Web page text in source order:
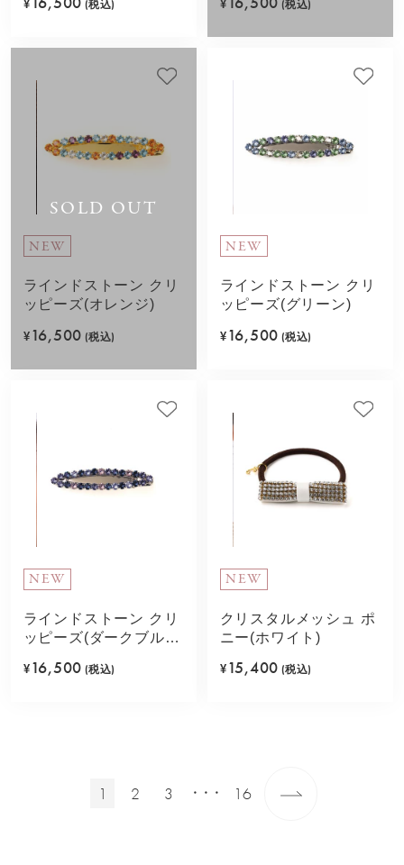
¥ (税込) ¥ (税込)
SOLD OUT
NEW
ラインドストーン クリ
ッピーズ(オレンジ)
¥ 16,500 (税込)
NEW
ラインドストーン クリ
ッピーズ(グリーン)
¥ 16,500 (税込)
NEW
ラインドストーン クリ
ッピーズ(ダークブル
¥ 16,500 (税込)
NEW
クリスタルメッシュ ポ
ニー(ホワイト)
¥ 15,400 (税込)
1 2 3 ・・・ 16